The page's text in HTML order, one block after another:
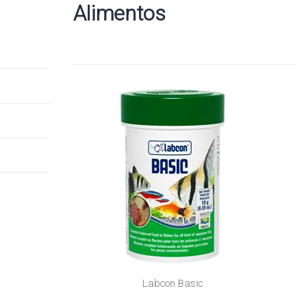
Alimentos
Labcon Basic